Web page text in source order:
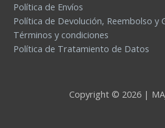
Política de Envíos
Política de Devolución, Reembolso y
Términos y condiciones
Política de Tratamiento de Datos
Copyright © 2026 |